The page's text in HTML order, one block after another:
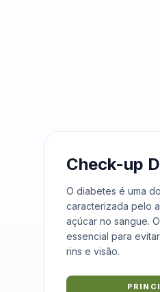
Check-up
O diabetes é uma
caracterizada pelo
açúcar no sangue.
essencial para
rins e visão.